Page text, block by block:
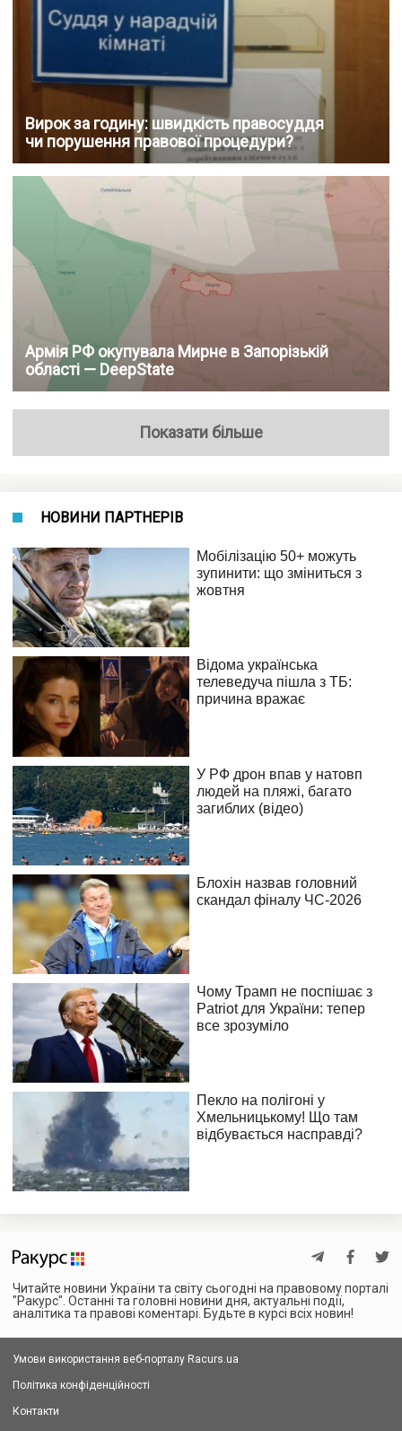
Вирок за годину: швидкість правосуддя
чи порушення правової процедури?
Армія РФ окупувала Мирне в Запорізькій
області — DeepState
Показати більше
НОВИНИ ПАРТНЕРІВ
Читайте новини України та світу сьогодні на правовому порталі
"Ракурс". Останні та головні новини дня, актуальні події,
аналітика та правові коментарі. Будьте в курсі всіх новин!
Умови використання веб-порталу Racurs.ua
Політика конфіденційності
Контакти